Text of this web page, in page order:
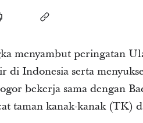
menyambut peringatan
di Indonesia serta
bekerja sama dengan
taman kanak-kanak (TK)